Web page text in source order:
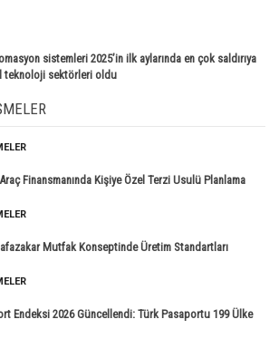
sistemleri 2025’in ilk aylarında en çok saldırıya
teknoloji sektörleri oldu
Finansmanında Kişiye Özel Terzi Usulü Planlama
Mutfak Konseptinde Üretim Standartları
Endeksi 2026 Güncellendi: Türk Pasaportu 199 Ülke